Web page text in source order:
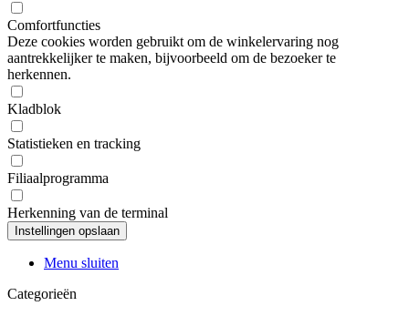
Comfortfuncties
Deze cookies worden gebruikt om de winkelervaring nog
aantrekkelijker te maken, bijvoorbeeld om de bezoeker te
herkennen.
Kladblok
Statistieken en tracking
Filiaalprogramma
Herkenning van de terminal
Menu sluiten
Categorieën